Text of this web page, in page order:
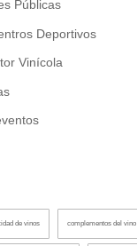
Públicas
Deportivos
Vinícola
de vinos complementos del vino